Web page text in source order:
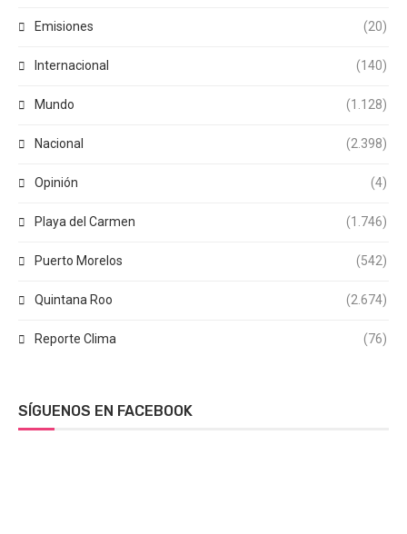
Emisiones (20)
Internacional (140)
Mundo (1.128)
Nacional (2.398)
Opinión (4)
Playa del Carmen (1.746)
Puerto Morelos (542)
Quintana Roo (2.674)
Reporte Clima (76)
SÍGUENOS EN FACEBOOK